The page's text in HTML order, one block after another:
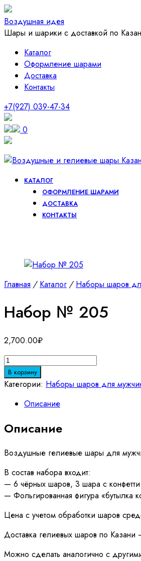
Воздушная идея
Шары и шарики с доставкой по
Каталог
Оформление шарами
Доставка
Контакты
+7(927) 039-47-34
0
КАТАЛОГ
ОФОРМЛЕНИЕ ШАРАМИ
ДОСТАВКА
КОНТАКТЫ
Главная / Каталог / Наборы шаров
Набор № 205
2,700.00₽
Количество
товара
Набор
205
В корзину
Категории: Наборы шаров для
Описание
Описание
Воздушные гелиевые шары для
В состав набора входит:
— 6 чёрных шаров, 3 шара с
— Фольгированная фигура «бутылка
Цена с учетом обработки шаров
Доставка гелиевых шаров по
Можно сделать аналогично с